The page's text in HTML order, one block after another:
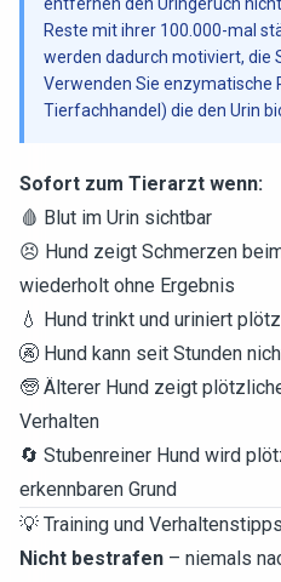
Reste mit ihrer 100.000-mal
werden dadurch motiviert, die
Verwenden Sie enzymatische
Tierfachhandel) die den Urin
Sofort zum Tierarzt wenn:
🩸 Blut im Urin sichtbar
😣 Hund zeigt Schmerzen
wiederholt ohne Ergebnis
💧 Hund trinkt und uriniert
🚱 Hund kann seit Stunden
🧓 Älterer Hund zeigt
Verhalten
🔄 Stubenreiner Hund wird
erkennbaren Grund
💡 Training und Verhaltenstipps
Nicht bestrafen – niemals